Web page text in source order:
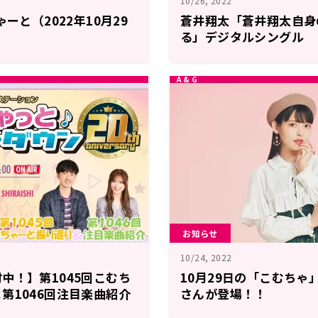
ーと（2022年10月29
蒼井翔太「蒼井翔太自
る」デジタルシングル
！】第1045回こむち
1046回注目楽曲紹介
お知らせ
10/24, 2022
10月29日の「こむちゃ
さんが登場！！